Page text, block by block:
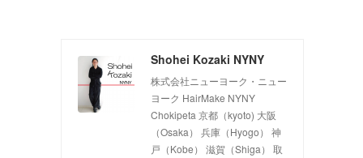
Shohei Kozaki NYNY
株式会社ニューヨーク・ニュー
ヨーク HairMake NYNY
Chokipeta 京都（kyoto) 大阪
（Osaka） 兵庫（Hyogo） 神
戸（Kobe） 滋賀（Shiga） 取